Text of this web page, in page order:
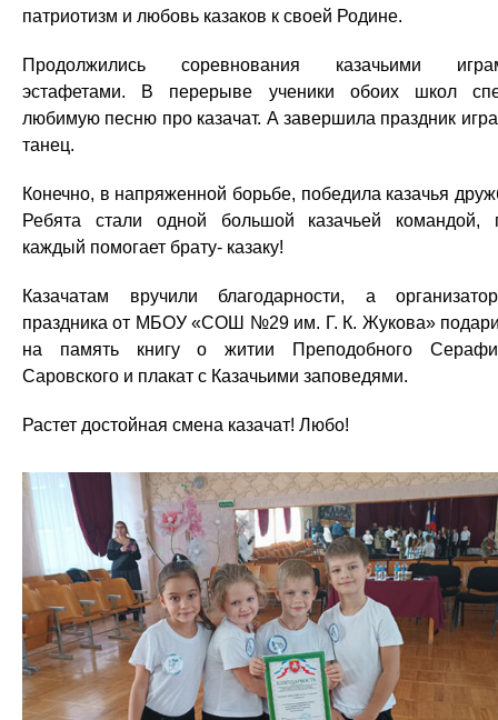
патриотизм и любовь казаков к своей Родине.
Продолжились соревнования казачьими
эстафетами. В перерыве ученики обоих школ
любимую песню про казачат. А завершила праздник
танец.
Конечно, в напряженной борьбе, победила казачья
Ребята стали одной большой казачьей командой,
каждый помогает брату- казаку!
Казачатам вручили благодарности, а
праздника от МБОУ «СОШ №29 им. Г. К. Жукова»
на память книгу о житии Преподобного
Саровского и плакат с Казачьими заповедями.
Растет достойная смена казачат! Любо!